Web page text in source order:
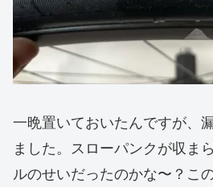
一晩置いておいたんですが、
ました。スローパンクが収ま
ルのせいだったのかな〜？こ